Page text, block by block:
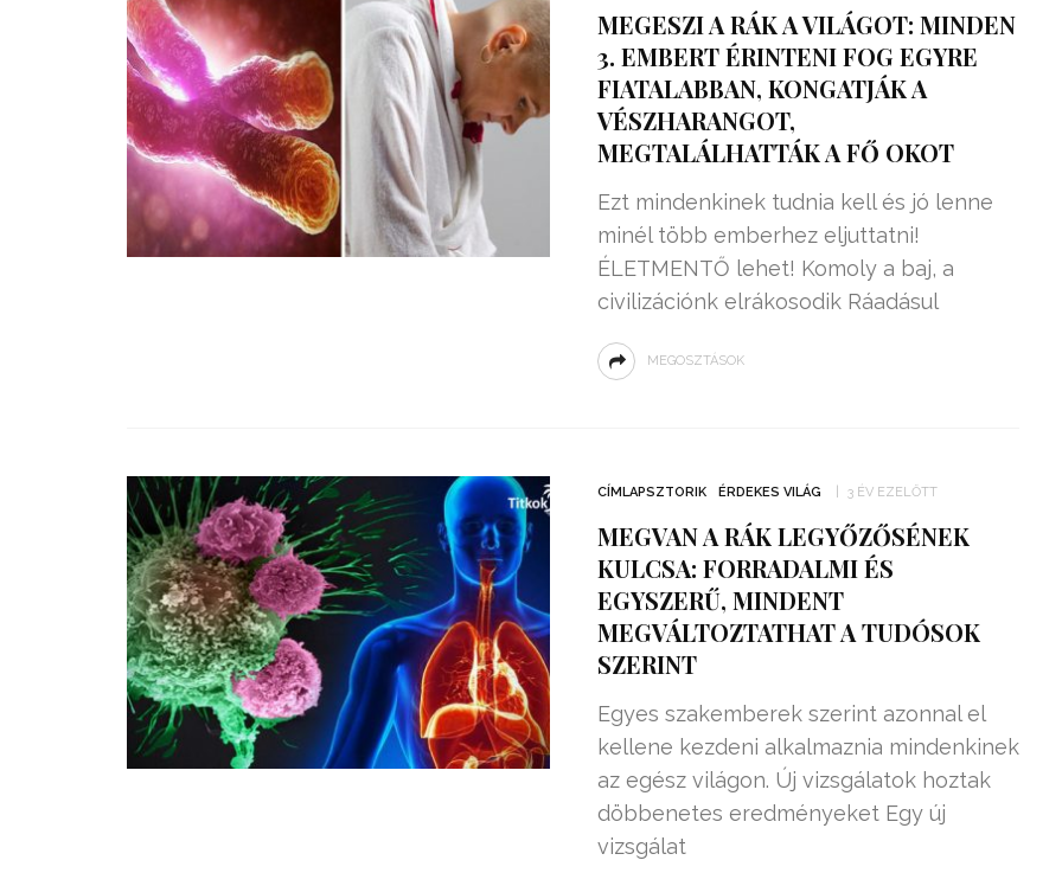
MEGESZI A RÁK A VILÁGOT: MINDEN
3. EMBERT ÉRINTENI FOG EGYRE
FIATALABBAN, KONGATJÁK A
VÉSZHARANGOT,
MEGTALÁLHATTÁK A FŐ OKOT
Ezt mindenkinek tudnia kell és jó lenne
minél több emberhez eljuttatni!
ÉLETMENTŐ lehet! Komoly a baj, a
civilizációnk elrákosodik Ráadásul
MEGOSZTÁSOK
CÍMLAPSZTORIK ÉRDEKES VILÁG 3 ÉV EZELŐTT
MEGVAN A RÁK LEGYŐZŐSÉNEK
KULCSA: FORRADALMI ÉS
EGYSZERŰ, MINDENT
MEGVÁLTOZTATHAT A TUDÓSOK
SZERINT
Egyes szakemberek szerint azonnal el
kellene kezdeni alkalmaznia mindenkinek
az egész világon. Új vizsgálatok hoztak
döbbenetes eredményeket Egy új
vizsgálat